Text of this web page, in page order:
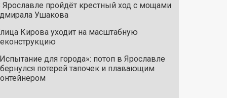
Ярославле пройдёт крестный ход с мощами
Ушакова
Кирова уходит на масштабную
для города»: потоп в Ярославле
потерей тапочек и плавающим